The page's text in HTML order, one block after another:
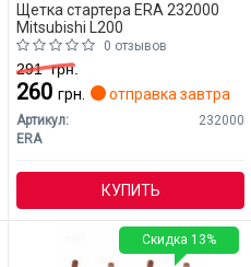
Щетка стартера ERA 232000
Mitsubishi L200
0 отзывов
291грн.
260 грн. отправка завтра
Артикул:
232000
ERA
КУПИТЬ
Скидка 13%